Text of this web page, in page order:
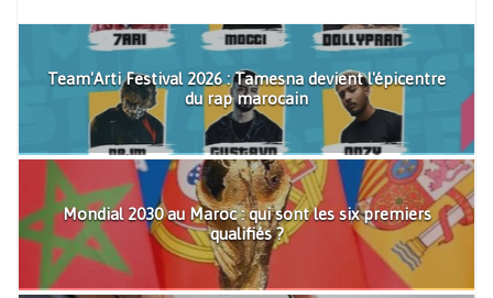
Team'Arti Festival 2026 : Tamesna devient l'épicentre
du rap marocain
Mondial 2030 au Maroc : qui sont les six premiers
qualifiés ?